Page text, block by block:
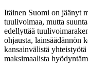
Itäinen Suomi on jäänyt
tuulivoimaa, mutta
edellyttää
ohjausta, lainsäädännön
kansainvälistä
maksimaalista